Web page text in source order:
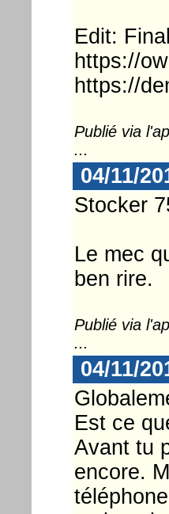
Edit:
https://
https://
Publié via
...
04/11/
Stocker
Le mec
ben rire.
Publié via
...
04/11/
Est ce
Avant tu
encore.